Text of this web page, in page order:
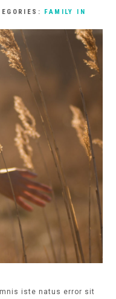
FAMILY IN
iste natus error sit